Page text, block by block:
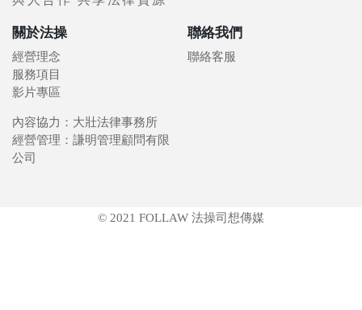
關於法操
經營理念
服務項目
影片專區
聯絡我們
聯絡客服
內容協力：大壯法律事務所
經營管理：謙明管理顧問有限
公司
© 2021 FOLLAW 法操司想傳媒